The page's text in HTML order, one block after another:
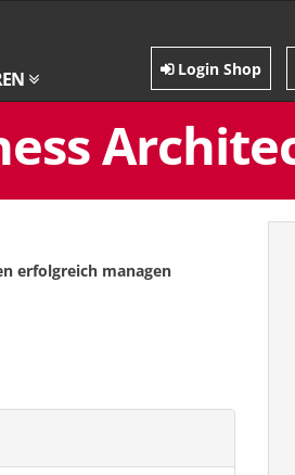
Login Shop
erfolgreich managen